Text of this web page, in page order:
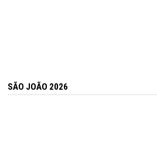
SÃO JOÃO 2026